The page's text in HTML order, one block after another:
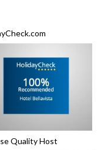
Quality Host